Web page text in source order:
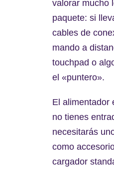
valorar mucho
paquete: si
cables de
mando a
touchpad o
el «puntero».
El alimentador
no tienes
necesitarás
como
cargador